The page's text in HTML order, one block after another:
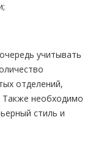
учитывать
отделений,
Также необходимо
стиль и